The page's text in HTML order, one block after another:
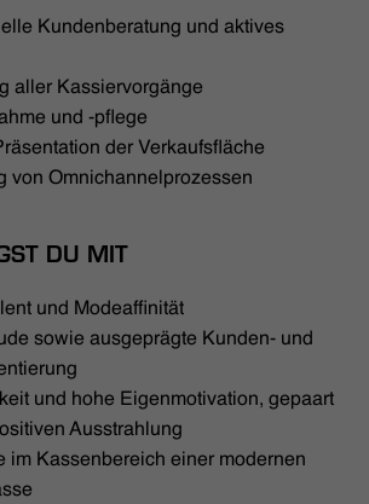
Kundenberatung und aktives
aller Kassiervorgänge
und -pflege
der Verkaufsfläche
von Omnichannelprozessen
DU MIT
und Modeaffinität
sowie ausgeprägte Kunden- und
und hohe Eigenmotivation, gepaart
Ausstrahlung
im Kassenbereich einer modernen